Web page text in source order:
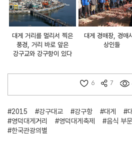
대게 거리를 멀리서 찍은
풍경, 거리 바로 앞은
강구교와 강구항이 있다
대게 경매장, 경매
상인들
6 7
#2015 #강구대교 #강구항 #대게 #
#영덕대게거리
#영덕대게축제 #음식 부문
#한국관광의별